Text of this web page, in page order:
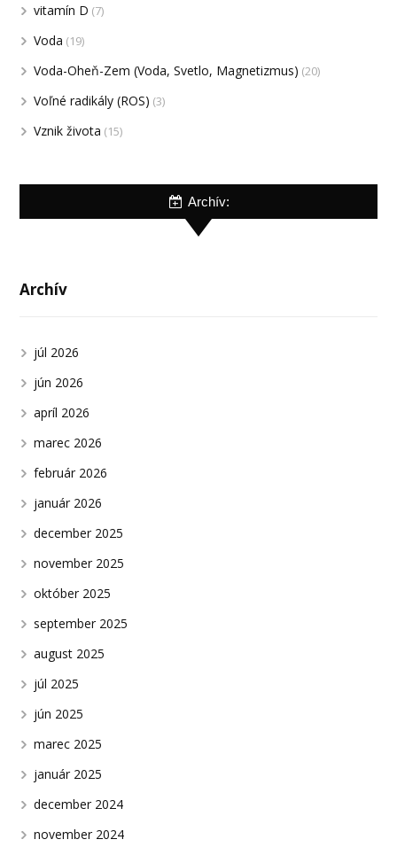
vitamín D (7)
Voda (19)
Voda-Oheň-Zem (Voda, Svetlo, Magnetizmus) (20)
Voľné radikály (ROS) (3)
Vznik života (15)
Archív:
Archív
júl 2026
jún 2026
apríl 2026
marec 2026
február 2026
január 2026
december 2025
november 2025
október 2025
september 2025
august 2025
júl 2025
jún 2025
marec 2025
január 2025
december 2024
november 2024